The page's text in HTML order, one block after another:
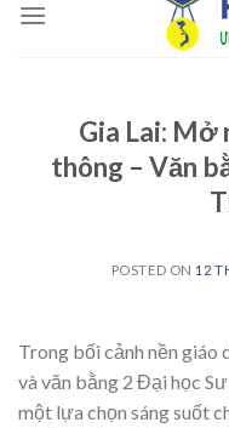
Gia Lai: Mở
thông – Văn
POSTED ON 12
Trong bối cảnh nền giáo
và văn bằng 2 Đại học
một lựa chọn sáng suốt